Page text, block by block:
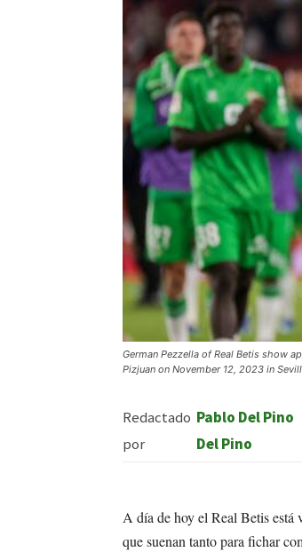
German Pezzella of Real Betis show
Pizjuan on November 12, 2023 in
Redactado
por
Pablo Del Pino
Del Pino
A día de hoy el Real Betis está
que suenan tanto para fichar